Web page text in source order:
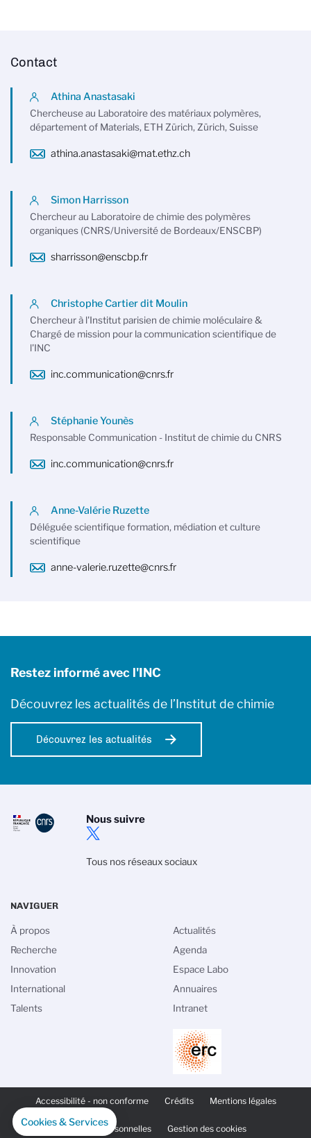
Contact
Athina Anastasaki
Chercheuse au Laboratoire des matériaux polymères,
département of Materials, ETH Zürich, Zürich, Suisse
athina.anastasaki@mat.ethz.ch
Simon Harrisson
Chercheur au Laboratoire de chimie des polymères
organiques (CNRS/Université de Bordeaux/ENSCBP)
sharrisson@enscbp.fr
Christophe Cartier dit Moulin
Chercheur à l'Institut parisien de chimie moléculaire &
Chargé de mission pour la communication scientifique de
l'INC
inc.communication@cnrs.fr
Stéphanie Younès
Responsable Communication - Institut de chimie du CNRS
inc.communication@cnrs.fr
Anne-Valérie Ruzette
Déléguée scientifique formation, médiation et culture
scientifique
anne-valerie.ruzette@cnrs.fr
Restez informé avec l'INC
Découvrez les actualités de l’Institut de chimie
Découvrez les actualités
Nous suivre
Tous nos réseaux sociaux
PAGE
SECONDAIRE
Accessibilité - non conforme Crédits Mentions légales
Données personnelles Gestion des cookies
NAVIGUER
À propos
Recherche
Innovation
International
Talents
Actualités
Agenda
Espace Labo
Annuaires
Intranet
Cookies & Services